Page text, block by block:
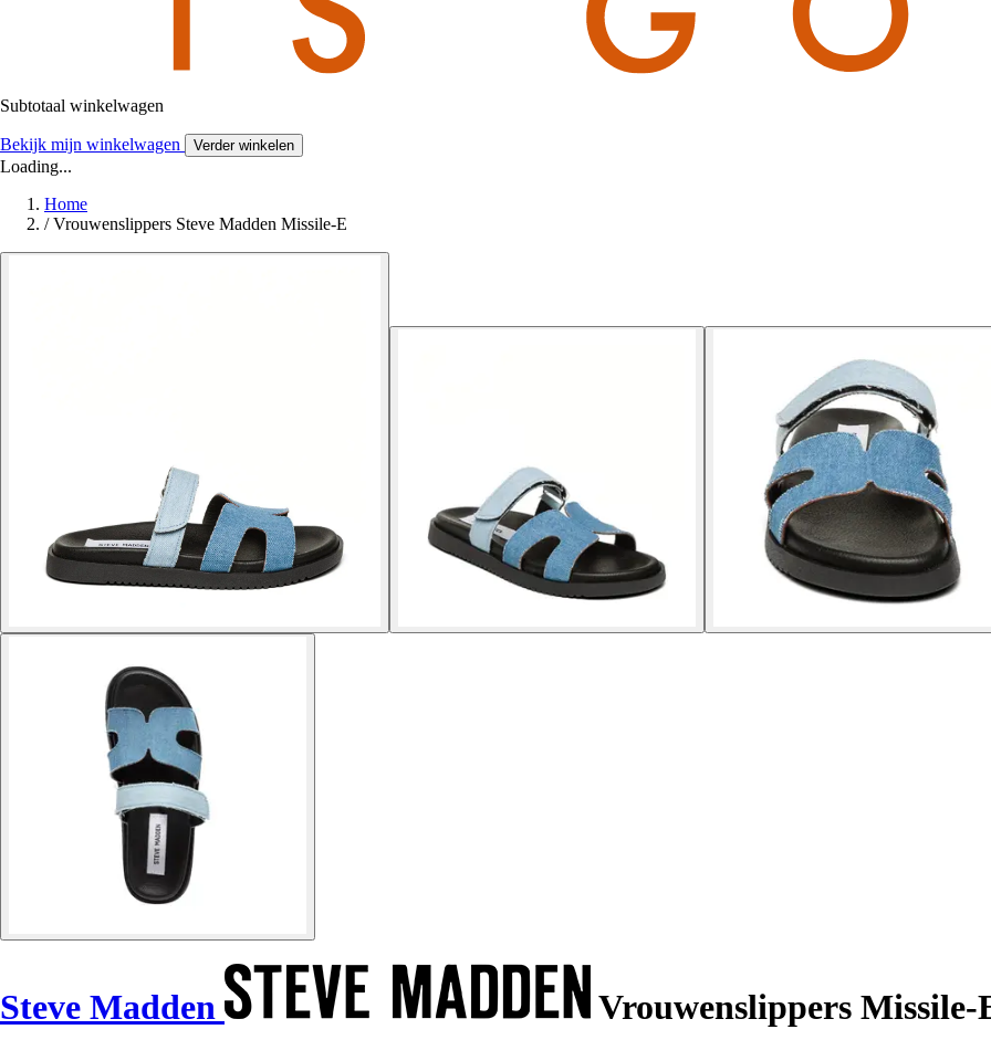
Subtotaal winkelwagen
Bekijk mijn winkelwagen Verder winkelen
Loading...
Home
/ Vrouwenslippers Steve Madden Missile-E
Steve Madden Vrouwenslippers Missile-